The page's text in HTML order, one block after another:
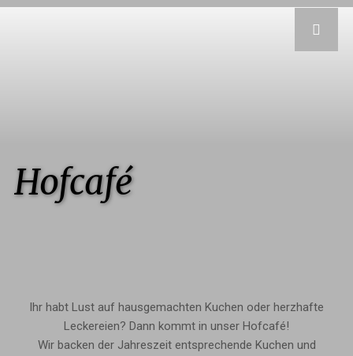
Hofcafé
Ihr habt Lust auf hausgemachten Kuchen oder herzhafte
Leckereien? Dann kommt in unser Hofcafé!
Wir backen der Jahreszeit entsprechende Kuchen und